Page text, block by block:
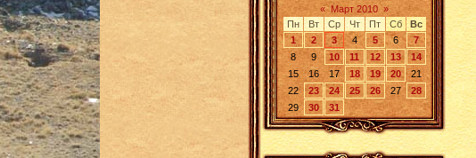
« Март 2010 »
Пн
Вт Ср Чт Пт Сб
Вс
1
2 3 4 5 6
7
8
9 10 11 12 13
14
15
16 17 18 19 20
21
22
23 24 25 26 27
28
29
30 31